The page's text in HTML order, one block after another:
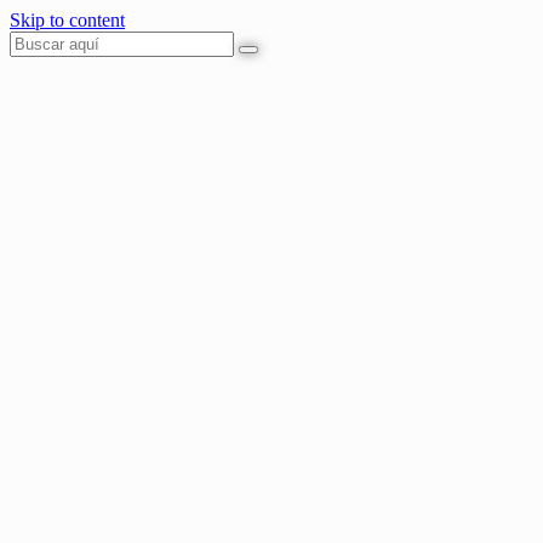
Skip to content